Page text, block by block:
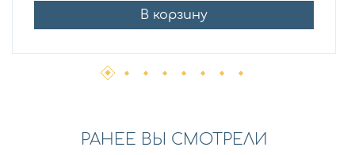
В корзину
РАНЕЕ ВЫ СМОТРЕЛИ